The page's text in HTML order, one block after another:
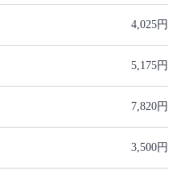
4,025円
5,175円
7,820円
3,500円